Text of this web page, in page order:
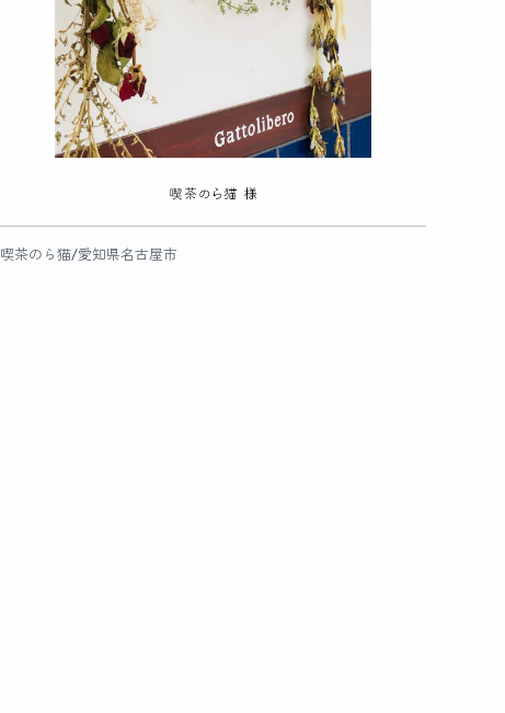
喫茶のら猫/愛知県名古屋市